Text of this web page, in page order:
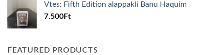
Vtes: Fifth Edition alappakli Banu Haquim
7.500Ft
FEATURED PRODUCTS